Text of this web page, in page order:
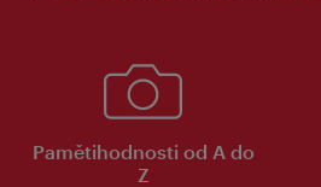
Pamětihodnosti od A do
Z